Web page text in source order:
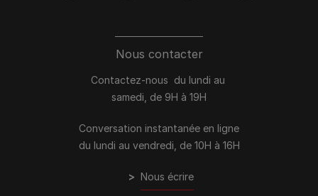
Nous contacter
Contactez-nous du lundi au
samedi, de 9H à 19H
Conversation instantanée en ligne
du lundi au vendredi, de 10H à 16H
> Nous écrire